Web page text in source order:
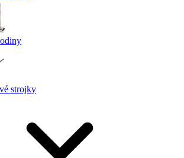
strojky